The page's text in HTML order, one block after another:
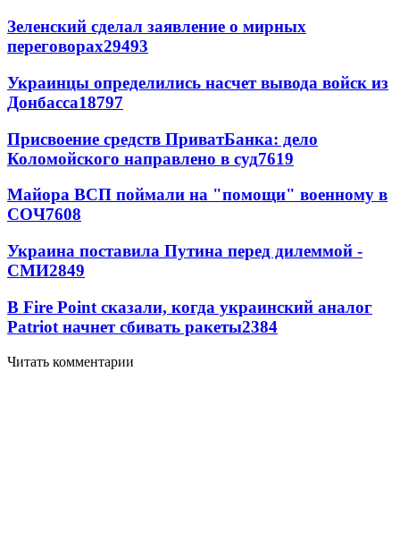
Зеленский сделал заявление о мирных
переговорах29493
Украинцы определились насчет вывода войск из
Донбасса18797
Присвоение средств ПриватБанка: дело
Коломойского направлено в суд7619
Майора ВСП поймали на "помощи" военному в
СОЧ7608
Украина поставила Путина перед дилеммой -
СМИ2849
В Fire Point сказали, когда украинский аналог
Patriot начнет сбивать ракеты2384
Читать комментарии